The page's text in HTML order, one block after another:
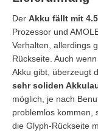
Der Akku fällt mit
Prozessor und
Verhalten, allerdings
Rückseite. Auch
Akku gibt, überzeugt
sehr soliden
möglich, je nach
problemlos kommen,
die Glyph-Rückseite